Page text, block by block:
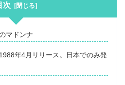
次
マドンナ
年4月リリース。日本でのみ発